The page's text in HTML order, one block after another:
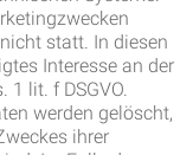
statt. In diesen
Interesse an der
1 lit. f DSGVO.
werden gelöscht,
ihrer